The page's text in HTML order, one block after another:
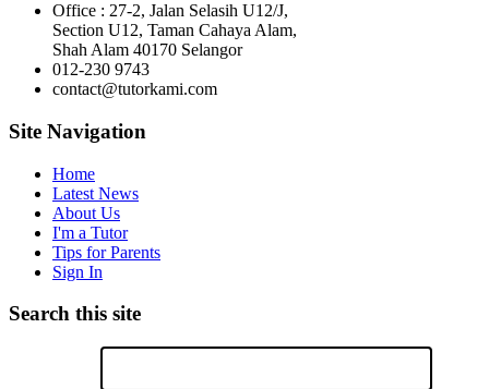
Office : 27-2, Jalan Selasih U12/J,
Section U12, Taman Cahaya Alam,
Shah Alam 40170 Selangor
012-230 9743
contact@tutorkami.com
Site Navigation
Home
Latest News
About Us
I'm a Tutor
Tips for Parents
Sign In
Search this site